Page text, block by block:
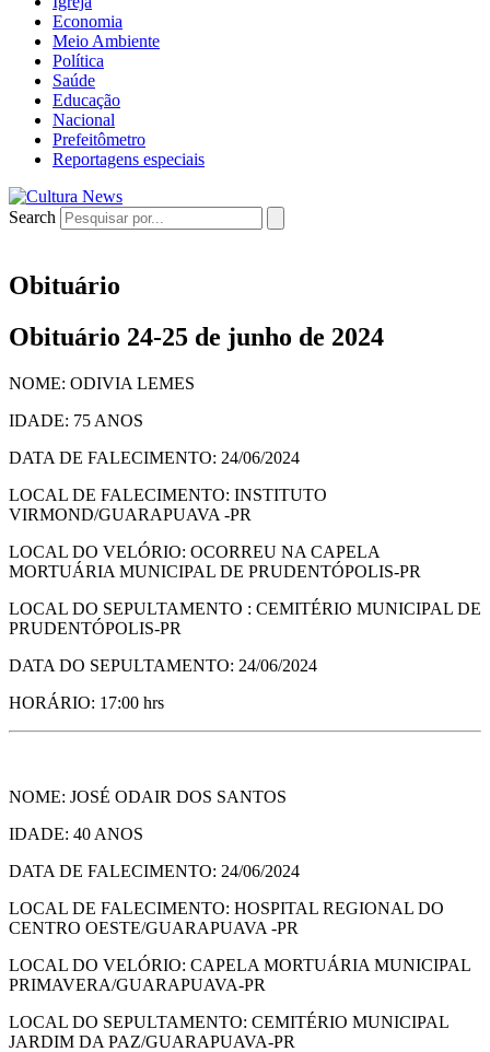
Economia
Meio Ambiente
Política
Saúde
Educação
Nacional
Prefeitômetro
Reportagens especiais
Search
Obituário
Obituário 24-25 de junho de 2024
NOME: ODIVIA LEMES
IDADE: 75 ANOS
DATA DE FALECIMENTO: 24/06/2024
LOCAL DE FALECIMENTO: INSTITUTO
VIRMOND/GUARAPUAVA -PR
LOCAL DO VELÓRIO: OCORREU NA CAPELA
MORTUÁRIA MUNICIPAL DE PRUDENTÓPOLIS-PR
LOCAL DO SEPULTAMENTO : CEMITÉRIO MUNICIPAL DE
PRUDENTÓPOLIS-PR
DATA DO SEPULTAMENTO: 24/06/2024
HORÁRIO: 17:00 hrs
NOME: JOSÉ ODAIR DOS SANTOS
IDADE: 40 ANOS
DATA DE FALECIMENTO: 24/06/2024
LOCAL DE FALECIMENTO: HOSPITAL REGIONAL DO
CENTRO OESTE/GUARAPUAVA -PR
LOCAL DO VELÓRIO: CAPELA MORTUÁRIA MUNICIPAL
PRIMAVERA/GUARAPUAVA-PR
LOCAL DO SEPULTAMENTO: CEMITÉRIO MUNICIPAL
JARDIM DA PAZ/GUARAPUAVA-PR